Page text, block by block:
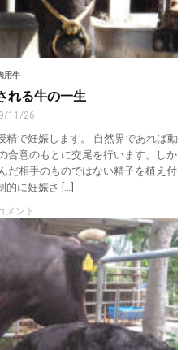
用牛
れる牛の一生
11/26
精で妊娠します。 自然界であれば動
合意のもとに交尾を行います。しか
だ相手のものではない精子を植え付
的に妊娠さ […]
メント